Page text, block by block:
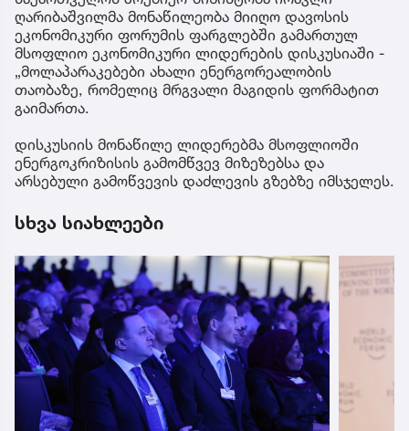
ავალიანის დედა
ღარიბაშვილმა მონაწილეობა მიიღო დავოსის
ეკონომიკური ფორუმის ფარგლებში გამართულ
მსოფლიო ეკონომიკური ლიდერების დისკუსიაში -
„მოლაპარაკებები ახალი ენერგორეალობის
თაობაზე, რომელიც მრგვალი მაგიდის ფორმატით
გაიმართა.
დისკუსიის მონაწილე ლიდერებმა მსოფლიოში
ენერგოკრიზისის გამომწვევ მიზეზებსა და
არსებული გამოწვევის დაძლევის გზებზე იმსჯელეს.
სხვა სიახლეები